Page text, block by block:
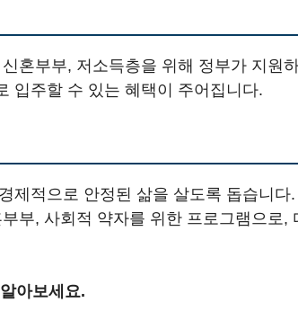
혼부부, 저소득층을 위해 정부가 지원
입주할 수 있는 혜택이 주어집니다.
제적으로 안정된 삶을 살도록 돕습니다.
부, 사회적 약자를 위한 프로그램으로,
아보세요.